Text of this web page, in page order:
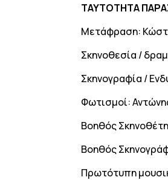
ΤΑΥΤΟΤΗΤΑ
Μετάφραση:
Σκηνοθεσία /
Σκηνογραφία /
Φωτισμοί:
Βοηθός
Βοηθός
Πρωτότυπη